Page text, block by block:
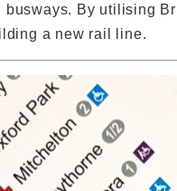
By utilising
a new rail line.